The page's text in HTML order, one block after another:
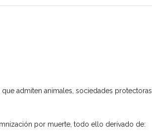
admiten animales, sociedades protectoras…
por muerte, todo ello derivado de: